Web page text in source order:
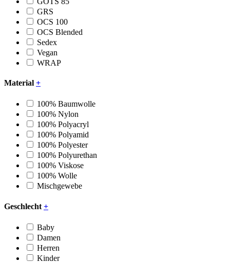
GRS
OCS 100
OCS Blended
Sedex
Vegan
WRAP
Material +
100% Baumwolle
100% Nylon
100% Polyacryl
100% Polyamid
100% Polyester
100% Polyurethan
100% Viskose
100% Wolle
Mischgewebe
Geschlecht +
Baby
Damen
Herren
Kinder